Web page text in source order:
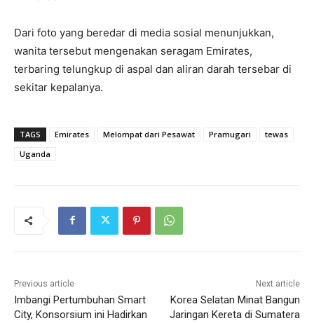
Dari foto yang beredar di media sosial menunjukkan,
wanita tersebut mengenakan seragam Emirates,
terbaring telungkup di aspal dan aliran darah tersebar di
sekitar kepalanya.
TAGS Emirates Melompat dari Pesawat Pramugari
tewas
Uganda
Previous article
Imbangi Pertumbuhan Smart
City, Konsorsium ini Hadirkan
Next article
Korea Selatan Minat Bangun
Jaringan Kereta di Sumatera